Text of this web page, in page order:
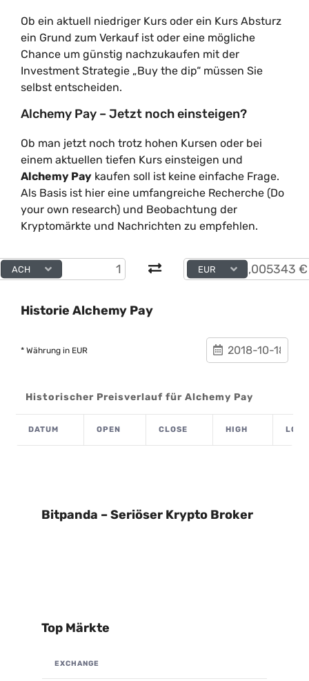
Ob ein aktuell niedriger Kurs oder ein Kurs Absturz
ein Grund zum Verkauf ist oder eine mögliche
Chance um günstig nachzukaufen mit der
Investment Strategie „Buy the dip“ müssen Sie
selbst entscheiden.
Alchemy Pay – Jetzt noch einsteigen?
Ob man jetzt noch trotz hohen Kursen oder bei
einem aktuellen tiefen Kurs einsteigen und
Alchemy Pay kaufen soll ist keine einfache Frage.
Als Basis ist hier eine umfangreiche Recherche (Do
your own research) und Beobachtung der
Kryptomärkte und Nachrichten zu empfehlen.
ACH EUR
Historie Alchemy Pay
* Währung in EUR
Historischer Preisverlauf für Alchemy Pay
DATUM OPEN CLOSE HIGH LOW
Bitpanda – Seriöser Krypto Broker
Top Märkte
EXCHANGE